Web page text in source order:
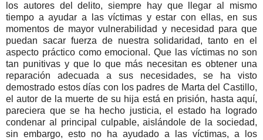
los autores del delito, siempre hay que llegar al mismo
tiempo a ayudar a las víctimas y estar con ellas, en sus
momentos de mayor vulnerabilidad y necesidad para que
puedan sacar fuerza de nuestra solidaridad, tanto en el
aspecto práctico como emocional. Que las víctimas no son
tan punitivas y que lo que más necesitan es obtener una
reparación adecuada a sus necesidades, se ha visto
demostrado estos días con los padres de Marta del Castillo,
el autor de la muerte de su hija está en prisión, hasta aquí,
pareciera que se ha hecho justicia, el estado ha logrado
condenar al principal culpable, aislándole de la sociedad,
sin embargo, esto no ha ayudado a las víctimas, a los